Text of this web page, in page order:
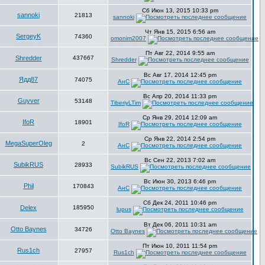
sannoki 21813
Сб Июн 13, 2015 10:33 pm
sannoki
SergeyK 74360
Чт Янв 15, 2015 6:56 am
omonim2007
Shredder 437667
Пт Авг 22, 2014 9:55 am
Shredder
Ядд87 74075
Вс Авг 17, 2014 12:45 pm
АнС
Guyver 53148
Вс Апр 20, 2014 11:33 pm
TiberiyLTim
IfoR 18901
Ср Янв 29, 2014 12:09 am
IfoR
MegaSuperOleg 2
Ср Янв 22, 2014 2:54 pm
АнС
SubikRUS 28933
Вс Сен 22, 2013 7:02 am
SubikRUS
Phil 170843
Вс Июн 30, 2013 6:46 pm
АнС
Delex 185950
Сб Дек 24, 2011 10:46 pm
lupus
Otto Baynes 34726
Вт Дек 06, 2011 10:31 am
Otto Baynes
Rus1ch 27957
Пт Июн 10, 2011 11:54 pm
Rus1ch